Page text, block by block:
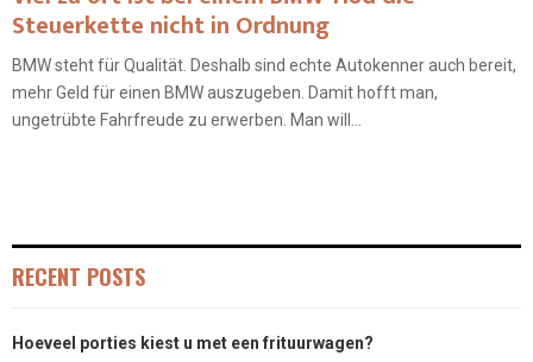
Steuerkette nicht in Ordnung
BMW steht für Qualität. Deshalb sind echte Autokenner auch bereit,
mehr Geld für einen BMW auszugeben. Damit hofft man,
ungetrübte Fahrfreude zu erwerben. Man will...
RECENT POSTS
Hoeveel porties kiest u met een frituurwagen?